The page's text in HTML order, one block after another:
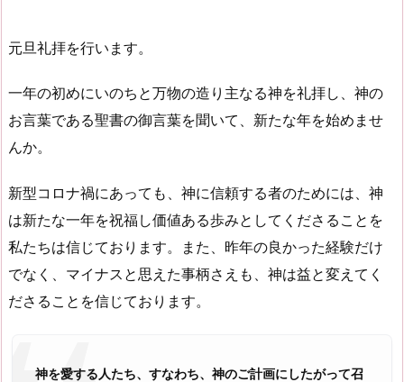
元旦礼拝を行います。
一年の初めにいのちと万物の造り主なる神を礼拝し、神の
お言葉である聖書の御言葉を聞いて、新たな年を始めませ
んか。
新型コロナ禍にあっても、神に信頼する者のためには、神
は新たな一年を祝福し価値ある歩みとしてくださることを
私たちは信じております。また、昨年の良かった経験だけ
でなく、マイナスと思えた事柄さえも、神は益と変えてく
ださることを信じております。
神を愛する人たち、すなわち、神のご計画にしたがって召